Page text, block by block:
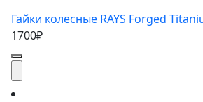
Гайки колесные RAYS Forged
1700₽